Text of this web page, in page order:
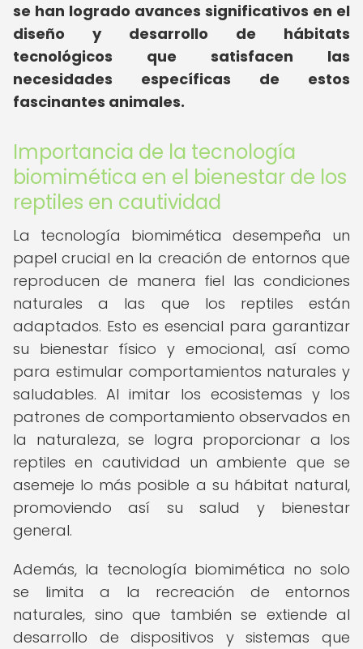
se han logrado avances significativos en el
diseño y desarrollo de hábitats
tecnológicos que satisfacen las
necesidades específicas de estos
fascinantes animales.
Importancia de la tecnología
biomimética en el bienestar de los
reptiles en cautividad
La tecnología biomimética desempeña un
papel crucial en la creación de entornos que
reproducen de manera fiel las condiciones
naturales a las que los reptiles están
adaptados. Esto es esencial para garantizar
su bienestar físico y emocional, así como
para estimular comportamientos naturales y
saludables. Al imitar los ecosistemas y los
patrones de comportamiento observados en
la naturaleza, se logra proporcionar a los
reptiles en cautividad un ambiente que se
asemeje lo más posible a su hábitat natural,
promoviendo así su salud y bienestar
general.
Además, la tecnología biomimética no solo
se limita a la recreación de entornos
naturales, sino que también se extiende al
desarrollo de dispositivos y sistemas que